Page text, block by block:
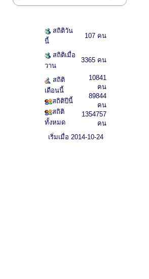
สถิติวัน
นี้
107 คน
สถิติเมื่อ
วาน
3365 คน
สถิติ
เดือนนี้
สถิติปีนี้
สถิติ
ทั้งหมด
10841
คน
89844
คน
1354757
คน
เริ่มเมื่อ 2014-10-24